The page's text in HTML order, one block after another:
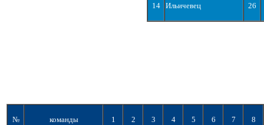
14 Ильичевец 26
№ команды 1 2 3 4 5 6 7 8